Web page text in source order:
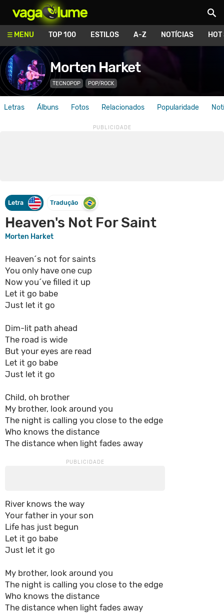
MENU TOP 100 ESTILOS A-Z NOTÍCIAS
Morten Harket
TECNOPOP POP/ROCK
Letras Álbuns Fotos Relacionados Popularidade
Letra Tradução
Heaven's Not For Saint
Morten Harket
Heaven´s not for saints
You only have one cup
Now you´ve filled it up
Let it go babe
Just let it go
Dim-lit path ahead
The road is wide
But your eyes are read
Let it go babe
Just let it go
Child, oh brother
My brother, look around you
The night is calling you close to the edge
Who knows the distance
The distance when light fades away
River knows the way
Your father in your son
Life has just begun
Let it go babe
Just let it go
My brother, look around you
The night is calling you close to the edge
Who knows the distance
The distance when light fades away